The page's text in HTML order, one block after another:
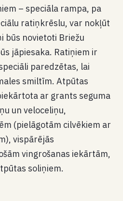
– speciāla rampa, pa
ratiņkrēslu, var nokļūt
būs novietoti Briežu
jāpiesaka. Ratiņiem ir
paredzētas, lai
smiltīm. Atpūtas
ar grants seguma
un veloceliņu,
(pielāgotām cilvēkiem ar
vispārējās
vingrošanas iekārtām,
soliņiem.